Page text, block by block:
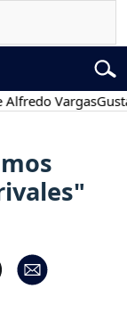
VargasGustavo